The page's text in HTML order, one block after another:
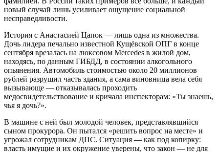
новый случай лишь усиливает ощущение социальной
несправедливости.
История с Анастасией Цапок — лишь одна из множества.
Дочь лидера печально известной Кущёвской ОПГ в конце
сентября врезалась на люксовом Mercedes в жилой дом,
находясь, по данным ГИБДД, в состоянии алкогольного
опьянения. Автомобиль стоимостью около 20 миллионов
рублей разрушил часть здания, а сама виновница вела себя
вызывающе — отказывалась проходить
медосвидетельствование и кричала инспекторам: «Ты знаешь,
чья я дочь?».
В машине с ней был молодой человек, представлявшийся
сыном прокурора. Он пытался «решить вопрос на месте» и
угрожал сотрудникам ДПС. Ситуация — как под копирку:
власть имущие и их окружение уверены, что закон — не для